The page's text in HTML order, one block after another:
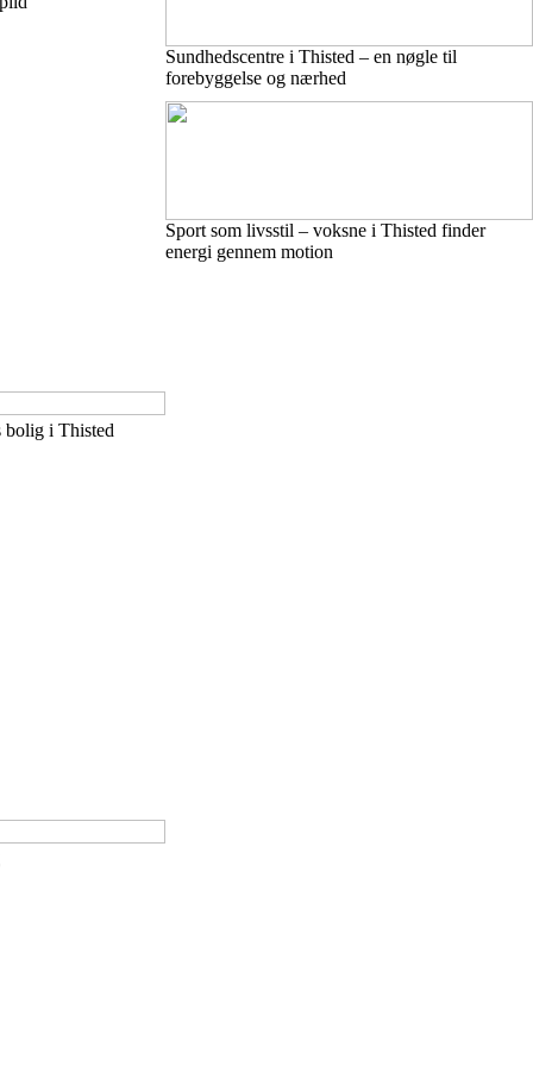
bolig i Thisted
Sundhedscentre i Thisted – en nøgle til
forebyggelse og nærhed
Sport som livsstil – voksne i Thisted finder
energi gennem motion